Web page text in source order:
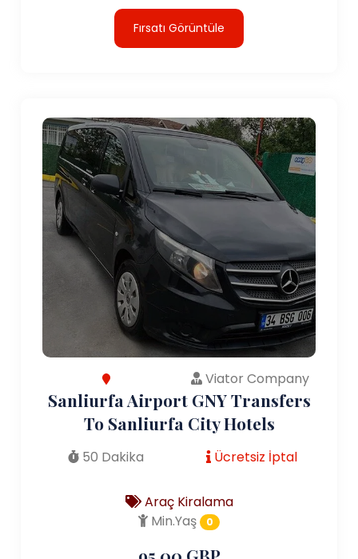
Fırsatı Görüntüle
Viator Company
Sanliurfa Airport GNY Transfers
To Sanliurfa City Hotels
50 Dakika Ücretsiz İptal
Araç Kiralama
Min.Yaş
0